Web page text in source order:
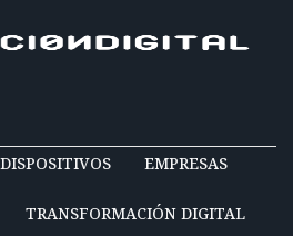
DISPOSITIVOS EMPRESAS
TRANSFORMACIÓN DIGITAL